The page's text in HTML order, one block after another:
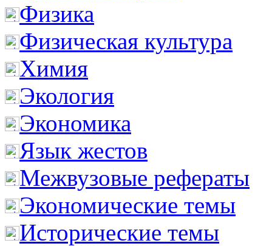
Физика
Физическая культура
Химия
Экология
Экономика
Язык жестов
Межвузовые рефераты
Экономические темы
Исторические темы